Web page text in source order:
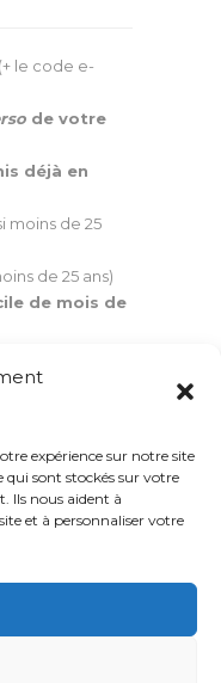
expérience sur notre site
qui sont stockés sur votre
Ils nous aident à
et à personnaliser votre
(+ le code e-
de votre
déjà en
moins de 25
de 25 ans)
de mois de
parent
forfait &
42€/heure